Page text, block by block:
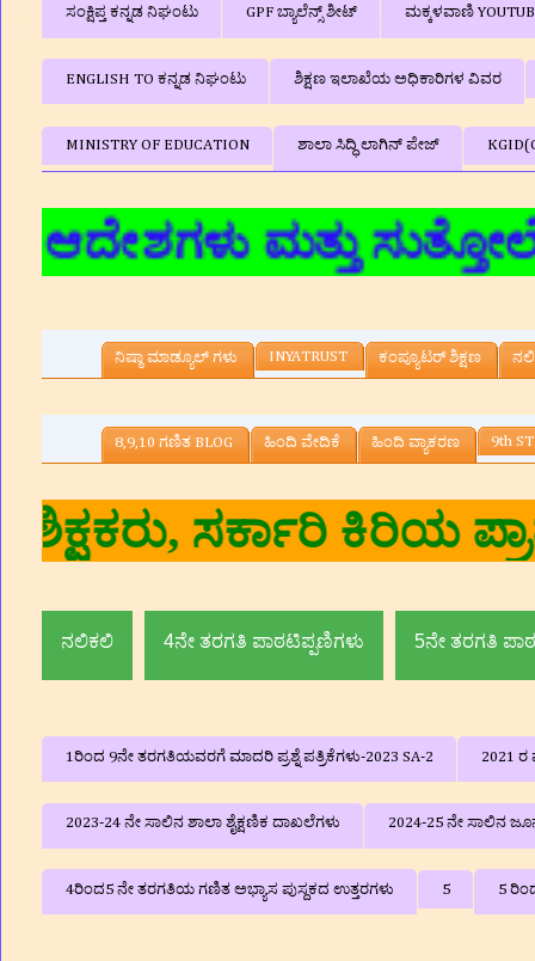
ಸಂಕ್ಷಿಪ್ತ ಕನ್ನಡ ನಿಘಂಟು GPF ಬ್ಯಾಲೆನ್ಸ್‌ ಶೀಟ್ ಮಕ್ಕಳವಾಣಿ
ENGLISH TO ಕನ್ನಡ ನಿಘಂಟು ಶಿಕ್ಷಣ ಇಲಾಖೆಯ ಅಧಿಕಾರಿಗಳ ವಿವರ
MINISTRY OF EDUCATION ಶಾಲಾ ಸಿದ್ಧಿ ಲಾಗಿನ್‌ ಪೇಜ್
ಮತ್ತು
ನಿಷ್ಠಾ ಮಾಡ್ಯೂಲ್ ಗಳು INYATRUST ಕಂಪ್ಯೂಟರ್‌ ಶಿಕ್ಷಣ
8,9,10 ಗಣಿತ BLOG ಹಿಂದಿ ವೇದಿಕೆ ಹಿಂದಿ ವ್ಯಾಕರಣ 9th
ಕುಮಾರ.ಎನ್‌ ,ಸಹ
ನಲಿಕಲಿ 4ನೇ ತರಗತಿ ಪಾಠಟಿಪ್ಪಣಿಗಳು 5ನೇ ತರಗತಿ
1ರಿಂದ 9ನೇ ತರಗತಿಯವರಗೆ ಮಾದರಿ ಪ್ರಶ್ನೆ ಪತ್ರಿಕೆಗಳು-2023 SA-2 2021 ರ
2023-24 ನೇ ಸಾಲಿನ ಶಾಲಾ ಶೈಕ್ಷಣಿಕ ದಾಖಲೆಗಳು 2024-25 ನೇ ಸಾಲಿನ
4ರಿಂದ5 ನೇ ತರಗತಿಯ ಗಣಿತ ಅಭ್ಯಾಸ ಪುಸ್ದಕದ ಉತ್ತರಗಳು 5 5